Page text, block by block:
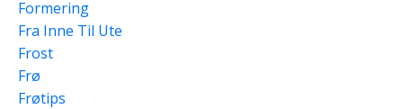
Formering
Fra Inne Til Ute
Frost
Frø
Frøtips